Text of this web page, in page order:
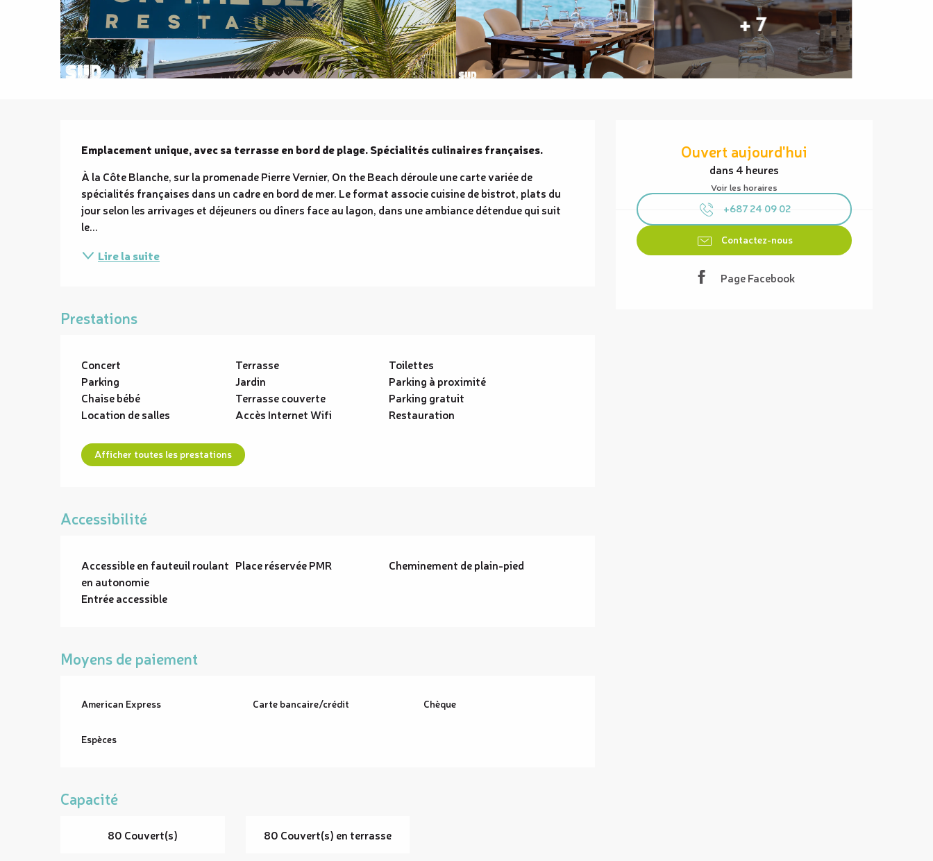
+ 7
Ouvert aujourd'hui
dans 4 heures
Voir les horaires
+687 24 09 02
Contactez-nous
Page Facebook
Description
Emplacement unique, avec sa terrasse en bord de plage. Spécialités culinaires françaises.
À la Côte Blanche, sur la promenade Pierre Vernier, On the Beach déroule une carte variée de
spécialités françaises dans un cadre en bord de mer. Le format associe cuisine de bistrot, plats du
jour selon les arrivages et déjeuners ou dîners face au lagon, dans une ambiance détendue qui suit
le...
Lire la suite
Prestations
Concert Terrasse
Toilettes
Parking
Jardin
Parking à proximité
Chaise bébé
Terrasse couverte
Parking gratuit
Location de salles
Accès Internet Wifi Restauration
Afficher toutes les prestations
Accessibilité
Accessible en fauteuil roulant
en autonomie
Place réservée PMR Cheminement de plain-pied
Entrée accessible
Moyens de paiement
American Express Carte bancaire/crédit Chèque
Espèces
Capacité
80 Couvert(s) 80 Couvert(s) en terrasse